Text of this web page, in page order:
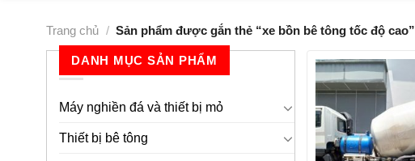
Trang chủ / Sản phẩm được gắn thẻ “xe bồn bê tông tốc độ cao”
DANH MỤC SẢN PHẨM
Máy nghiền đá và thiết bị mỏ
Thiết bị bê tông